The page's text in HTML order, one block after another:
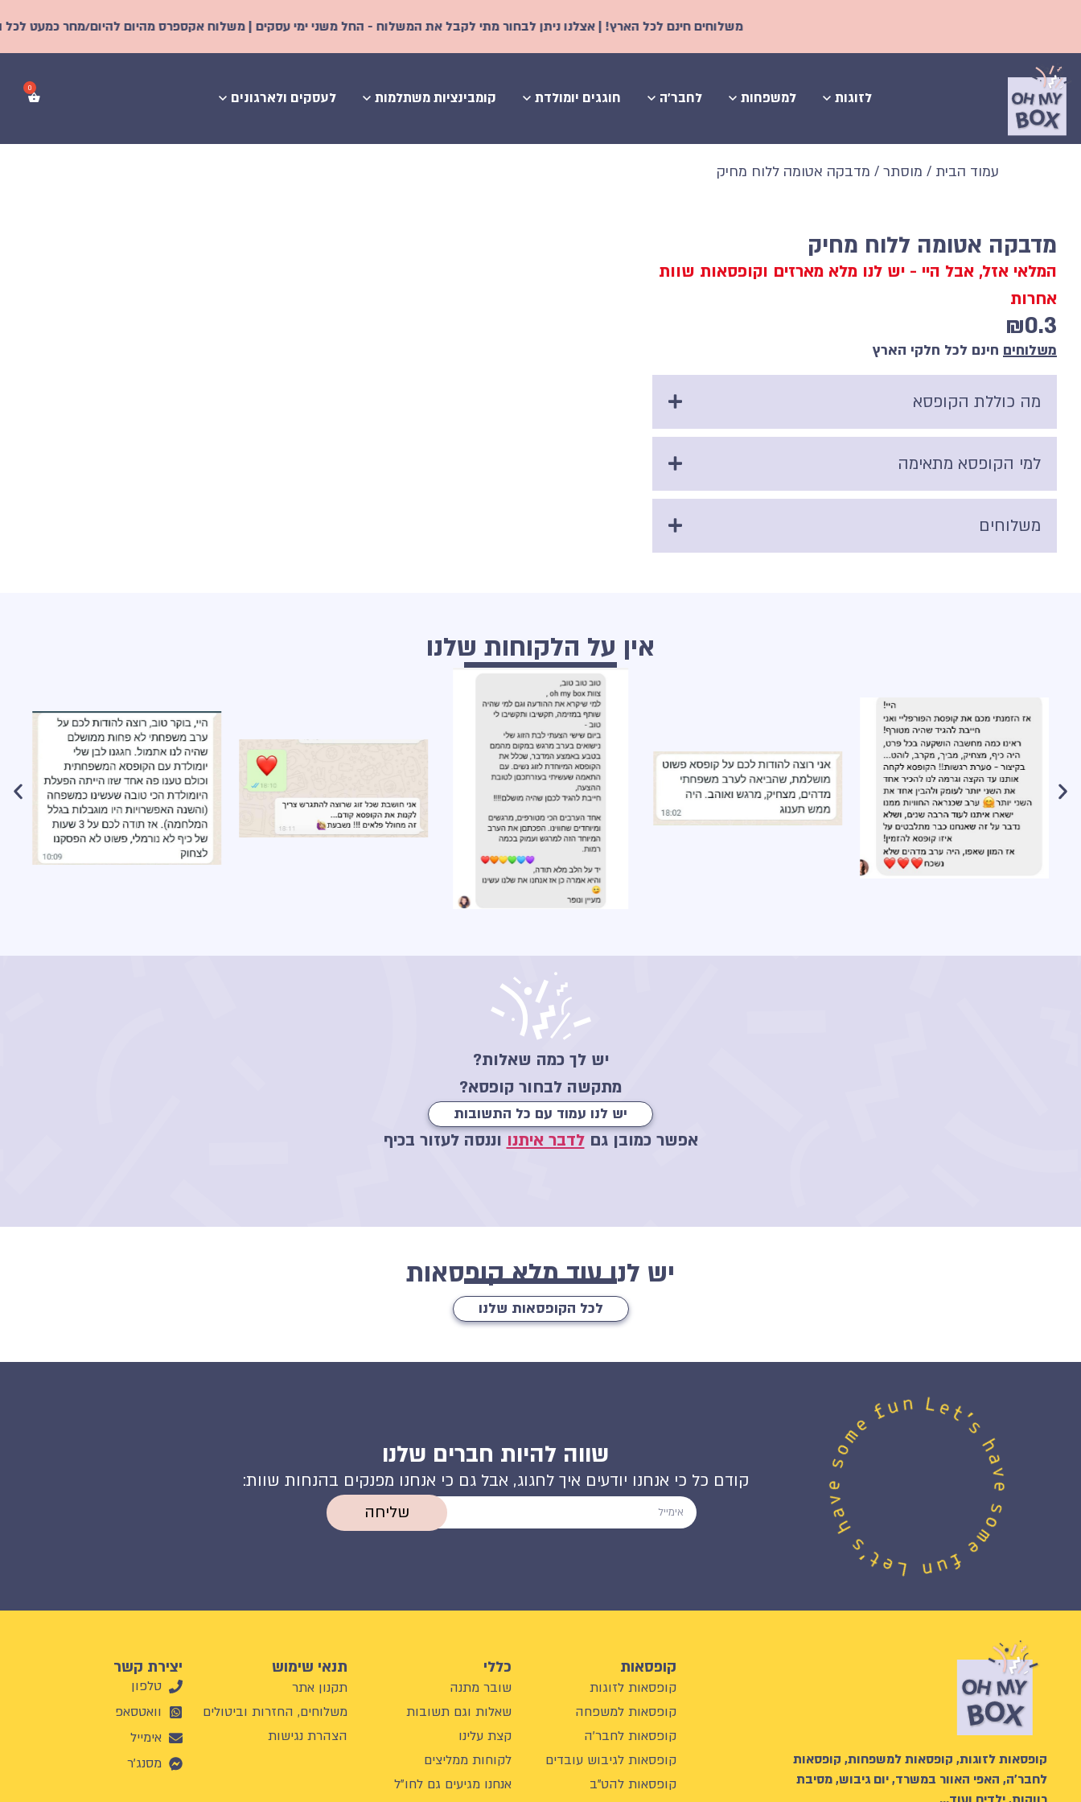
משלוחים חינם לכל הארץ! | אצלנו ניתן לבחור מתי לקבל את המשלוח - החל משני ימי עסקים | משלוח אקספרס מהיום להיום/מחר כמעט לכל הארץ! |
לזוגות למשפחות לחבר'ה חוגגים יומולדת קומבינציות משתלמות לעסקים ולארגונים
עמוד הבית / מוסתר / מדבקה אטומה ללוח מחיק
מדבקה אטומה ללוח מחיק
המלאי אזל, אבל היי - יש לנו מלא מארזים וקופסאות שוות
אחרות
₪0.3
משלוחים חינם לכל חלקי הארץ
מה כוללת הקופסא
למי הקופסא מתאימה
משלוחים
אין על הלקוחות שלנו
יש לך כמה שאלות?
מתקשה לבחור קופסא?
יש לנו עמוד עם כל התשובות
אפשר כמובן גםלדבר איתנו וננסה לעזור בכיף
יש לנו עוד מלא קופסאות
לכל הקופסאות שלנו
שווה להיות חברים שלנו
קודם כל כי אנחנו יודעים איך לחגוג, אבל גם כי אנחנו מפנקים בהנחות שוות:
שליחה
קופסאות לזוגות, קופסאות למשפחות, קופסאות
לחבר’ה, האפי האוור במשרד, יום גיבוש, מסיבת
קופסאות
קופסאות לזוגות
קופסאות למשפחה
קופסאות לחבר'ה
קופסאות לגיבוש עובדים
קופסאות להט"ב
כללי
שובר מתנה
שאלות וגם תשובות
קצת עלינו
לקוחות ממליצים
אנחנו מגיעים גם לחו"ל
תנאי שימוש
תקנון אתר
משלוחים, החזרות וביטולים
הצהרת נגישות
יצירת קשר
טלפון
וואטסאפ
אימייל
מסנג'ר